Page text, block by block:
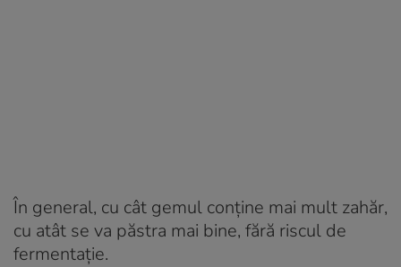
În general, cu cât gemul conține mai mult zahăr,
cu atât se va păstra mai bine, fără riscul de
fermentație.